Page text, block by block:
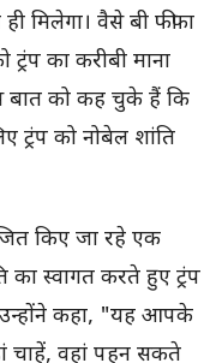
मिलेगा। वैसे बी फीफा
ट्रंप का करीबी माना
बात को कह चुके हैं कि
ट्रंप को नोबेल शांति
किए जा रहे एक
का स्वागत करते हुए ट्रंप
उन्होंने कहा, "यह आपके
वहां पहन सकते